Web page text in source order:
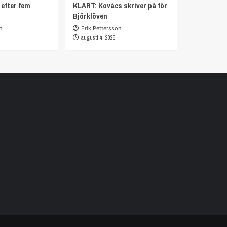
fem
KLART: Kovács skriver på för
Björklöven
Erik Pettersson
augusti 4, 2026